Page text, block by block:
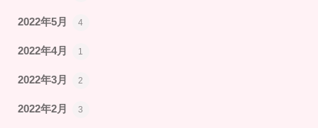
2022年5月 4
2022年4月 1
2022年3月 2
2022年2月 3